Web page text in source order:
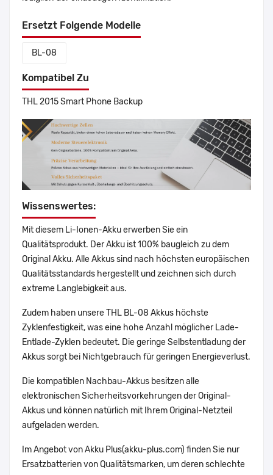
Ersetzt Folgende Modelle
BL-08
Kompatibel Zu
THL 2015 Smart Phone Backup
Wissenswertes:
Mit diesem Li-Ionen-Akku erwerben Sie ein
Qualitätsprodukt. Der Akku ist 100% baugleich zu dem
Original Akku. Alle Akkus sind nach höchsten europäischen
Qualitätsstandards hergestellt und zeichnen sich durch
extreme Langlebigkeit aus.
Zudem haben unsere THL BL-08 Akkus höchste
Zyklenfestigkeit, was eine hohe Anzahl möglicher Lade-
Entlade-Zyklen bedeutet. Die geringe Selbstentladung der
Akkus sorgt bei Nichtgebrauch für geringen Energieverlust.
Die kompatiblen Nachbau-Akkus besitzen alle
elektronischen Sicherheitsvorkehrungen der Original-
Akkus und können natürlich mit Ihrem Original-Netzteil
aufgeladen werden.
Im Angebot von Akku Plus(akku-plus.com) finden Sie nur
Ersatzbatterien von Qualitätsmarken, um deren schlechte